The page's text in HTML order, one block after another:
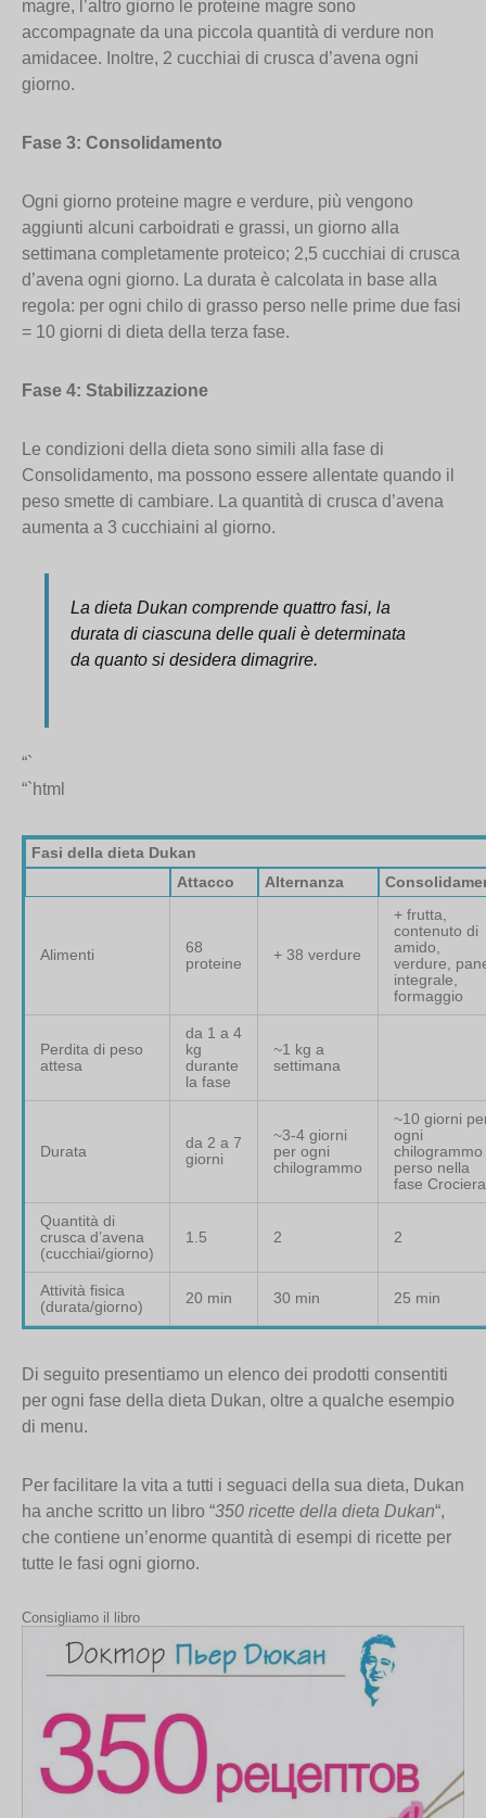
magre, l’altro giorno le proteine magre sono
accompagnate da una piccola quantità di verdure non
amidacee. Inoltre, 2 cucchiai di crusca d’avena ogni
giorno.
Fase 3: Consolidamento
Ogni giorno proteine magre e verdure, più vengono
aggiunti alcuni carboidrati e grassi, un giorno alla
settimana completamente proteico; 2,5 cucchiai di crusca
d’avena ogni giorno. La durata è calcolata in base alla
regola: per ogni chilo di grasso perso nelle prime due fasi
= 10 giorni di dieta della terza fase.
Fase 4: Stabilizzazione
Le condizioni della dieta sono simili alla fase di
Consolidamento, ma possono essere allentate quando il
peso smette di cambiare. La quantità di crusca d’avena
aumenta a 3 cucchiaini al giorno.
La dieta Dukan comprende quattro fasi, la
durata di ciascuna delle quali è determinata
da quanto si desidera dimagrire.
“`
“`html
Fasi della dieta Dukan
Attacco
Alternanza
Alimenti
68
proteine
+ 38 verdure
+ frutta,
contenuto di
amido,
verdure,
integrale,
formaggio
Perdita di peso
attesa
da 1 a 4
kg
durante
la fase
~1 kg a
settimana
Durata
da 2 a 7
giorni
~3-4 giorni
per ogni
chilogrammo
~10 giorni
ogni
chilogrammo
perso nella
fase Crociera
Quantità di
crusca d’avena
(cucchiai/giorno)
1.5 2 2
Attività fisica
(durata/giorno)
20 min 30 min 25 min
Di seguito presentiamo un elenco dei prodotti consentiti
per ogni fase della dieta Dukan, oltre a qualche esempio
di menu.
Per facilitare la vita a tutti i seguaci della sua dieta, Dukan
ha anche scritto un libro “350 ricette della dieta Dukan“,
che contiene un’enorme quantità di esempi di ricette per
tutte le fasi ogni giorno.
Consigliamo il libro